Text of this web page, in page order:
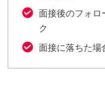
面接後のフォロ
ク
面接に落ちた場